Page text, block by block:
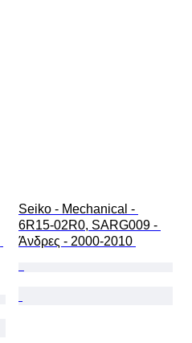
Seiko - Mechanical -
6R15-02R0, SARG009 -
Άνδρες - 2000-2010